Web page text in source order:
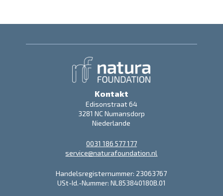
Kontakt
Edisonstraat 64
3281 NC Numansdorp
Niederlande
0031 186 577 177
service@naturafoundation.nl
Handelsregisternummer: 23063767
USt-Id.-Nummer: NL853840180B.01